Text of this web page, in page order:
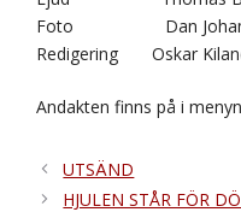
Foto Dan
Redigering Oskar
Andakten finns på i
UTSÄND
HJULEN STÅR FÖR